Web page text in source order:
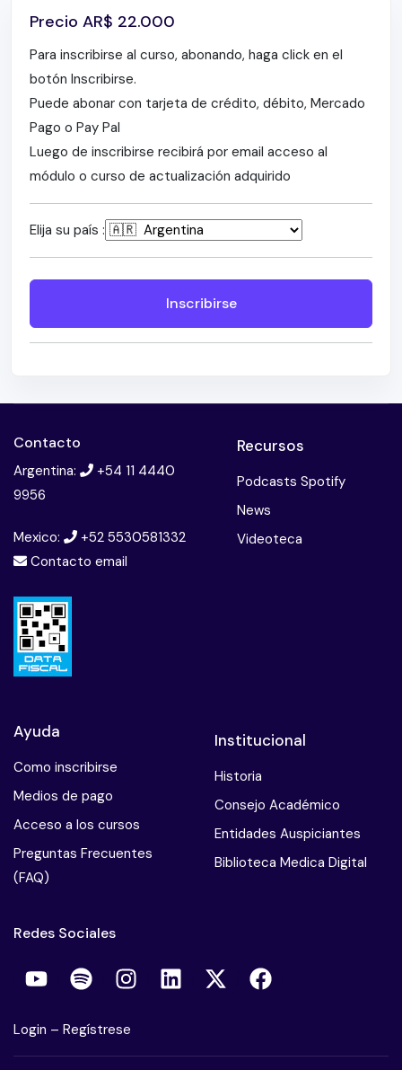
Precio AR$ 22.000
Para inscribirse al curso, abonando, haga click en el
botón Inscribirse.
Puede abonar con tarjeta de crédito, débito, Mercado
Pago o Pay Pal
Luego de inscribirse recibirá por email acceso al
módulo o curso de actualización adquirido
Elija su país :
Inscribirse
Contacto
Argentina:
+54 11 4440
9956
Mexico:
+52 5530581332
Contacto email
Recursos
Podcasts Spotify
News
Videoteca
Ayuda
Como inscribirse
Medios de pago
Acceso a los cursos
Preguntas Frecuentes
(FAQ)
Institucional
Historia
Consejo Académico
Entidades Auspiciantes
Biblioteca Medica Digital
Redes Sociales
Login – Regístrese